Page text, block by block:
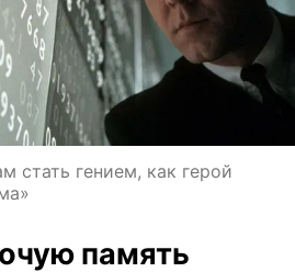
стать гением, как герой
память